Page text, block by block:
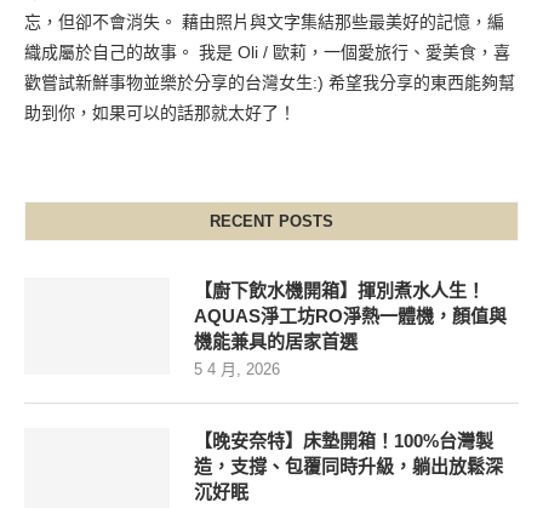
忘，但卻不會消失。 藉由照片與文字集結那些最美好的記憶，編
織成屬於自己的故事。 我是 Oli / 歐莉，一個愛旅行、愛美食，喜
歡嘗試新鮮事物並樂於分享的台灣女生:) 希望我分享的東西能夠幫
助到你，如果可以的話那就太好了！
RECENT POSTS
【廚下飲水機開箱】揮別煮水人生！
AQUAS淨工坊RO淨熱一體機，顏值與
機能兼具的居家首選
5 4 月, 2026
【晚安奈特】床墊開箱！100%台灣製
造，支撐、包覆同時升級，躺出放鬆深
沉好眠